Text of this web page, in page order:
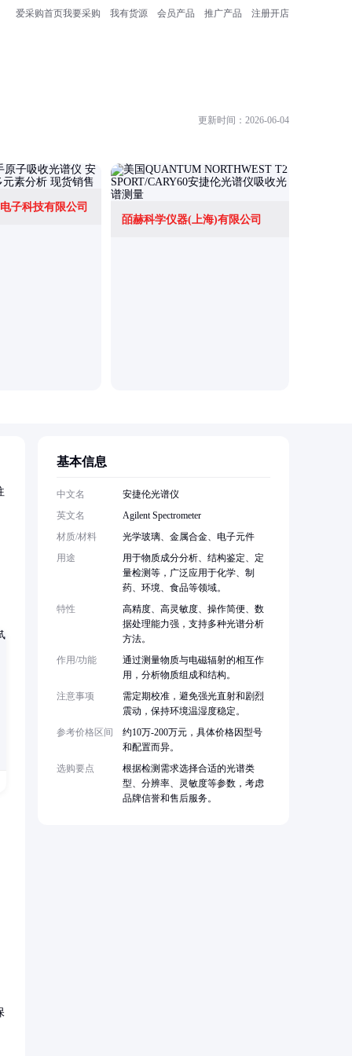
爱采购首页我要采购 我有货源 会员产品 推广产品 注册开店
更新时间：2026-06-04
子科技有限公司
皕赫科学仪器(上海)有限公司
基本信息
中文名
安捷伦光谱仪
英文名
Agilent Spectrometer
材质/材料
光学玻璃、金属合金、电子元件
用途
用于物质成分分析、结构鉴定、定
量检测等，广泛应用于化学、制
药、环境、食品等领域。
特性
高精度、高灵敏度、操作简便、数
据处理能力强，支持多种光谱分析
方法。
作用/功能
通过测量物质与电磁辐射的相互作
用，分析物质组成和结构。
注意事项
需定期校准，避免强光直射和剧烈
震动，保持环境温湿度稳定。
参考价格区间
约10万-200万元，具体价格因型号
和配置而异。
选购要点
根据检测需求选择合适的光谱类
型、分辨率、灵敏度等参数，考虑
品牌信誉和售后服务。